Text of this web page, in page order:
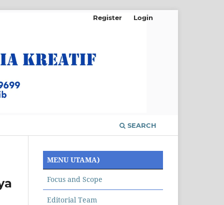
SEARCH
Register Login
MENU UTAMA)
Focus and Scope
Editorial Team